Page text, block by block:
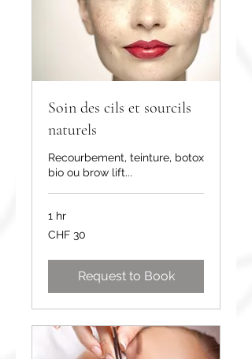
Soin des cils et sourcils
naturels
Recourbement, teinture, botox
bio ou brow lift...
1 hr
30
Swiss
CHF 30
Request to Book